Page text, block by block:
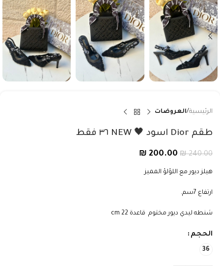
الرئيسية العروضات
طقم Dior اسود 🖤 NEW ٣٦ فقط
₪240.00
₪ 200.00
هيلز ديور مع اللؤلؤ المميز
ارتفاع 7سم.
شنطه ليدي ديور مختوم قاعدة 22 cm
الحجم
36